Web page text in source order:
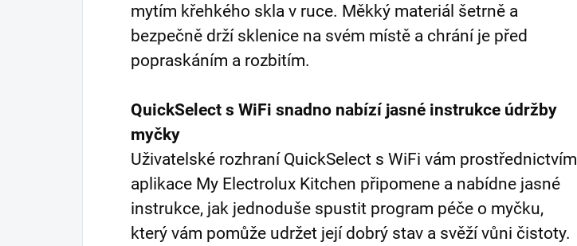
mytím křehkého skla v ruce. Měkký materiál šetrně a
bezpečně drží sklenice na svém místě a chrání je před
popraskáním a rozbitím.
QuickSelect s WiFi snadno nabízí jasné instrukce údržby
myčky
Uživatelské rozhraní QuickSelect s WiFi vám prostřednictvím
aplikace My Electrolux Kitchen připomene a nabídne jasné
instrukce, jak jednoduše spustit program péče o myčku,
který vám pomůže udržet její dobrý stav a svěží vůni čistoty.